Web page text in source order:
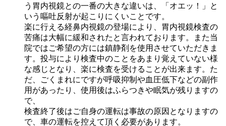
う胃内視鏡との一番の大きな違いは、「オエッ！」と
いう嘔吐反射が起こりにくいことです。
楽に行える経鼻内視鏡の登場により、胃内視鏡検査の
苦痛は大幅に緩和されたと言われております。また当
院ではご希望の方には鎮静剤を使用させていただきま
す。投与により検査中のことをあまり覚えていない様
な感じとなり、楽に検査を受けることが出来ます。た
だ、ごくまれにですが呼吸抑制や血圧低下などの副作
用があったり、使用後はふらつきや眠気が残りますの
で、
検査終了後はご自身の運転は事故の原因となりますの
で、車の運転を控えて頂く必要があります。